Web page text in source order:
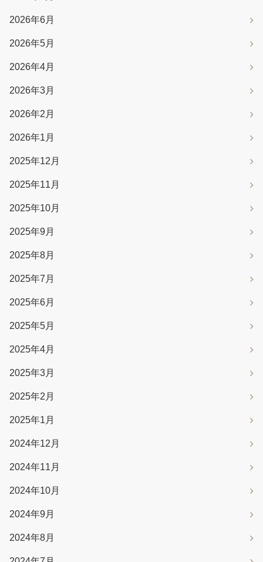
2026年6月
2026年5月
2026年4月
2026年3月
2026年2月
2026年1月
2025年12月
2025年11月
2025年10月
2025年9月
2025年8月
2025年7月
2025年6月
2025年5月
2025年4月
2025年3月
2025年2月
2025年1月
2024年12月
2024年11月
2024年10月
2024年9月
2024年8月